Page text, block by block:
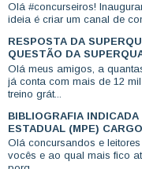
Olá #concurseiros!
ideia é criar um canal de
RESPOSTA DA
QUESTÃO DA
Olá meus amigos, a
já conta com mais de 12
treino grát...
BIBLIOGRAFIA
ESTADUAL (MPE)
Olá concursandos e
vocês e ao qual mais fico